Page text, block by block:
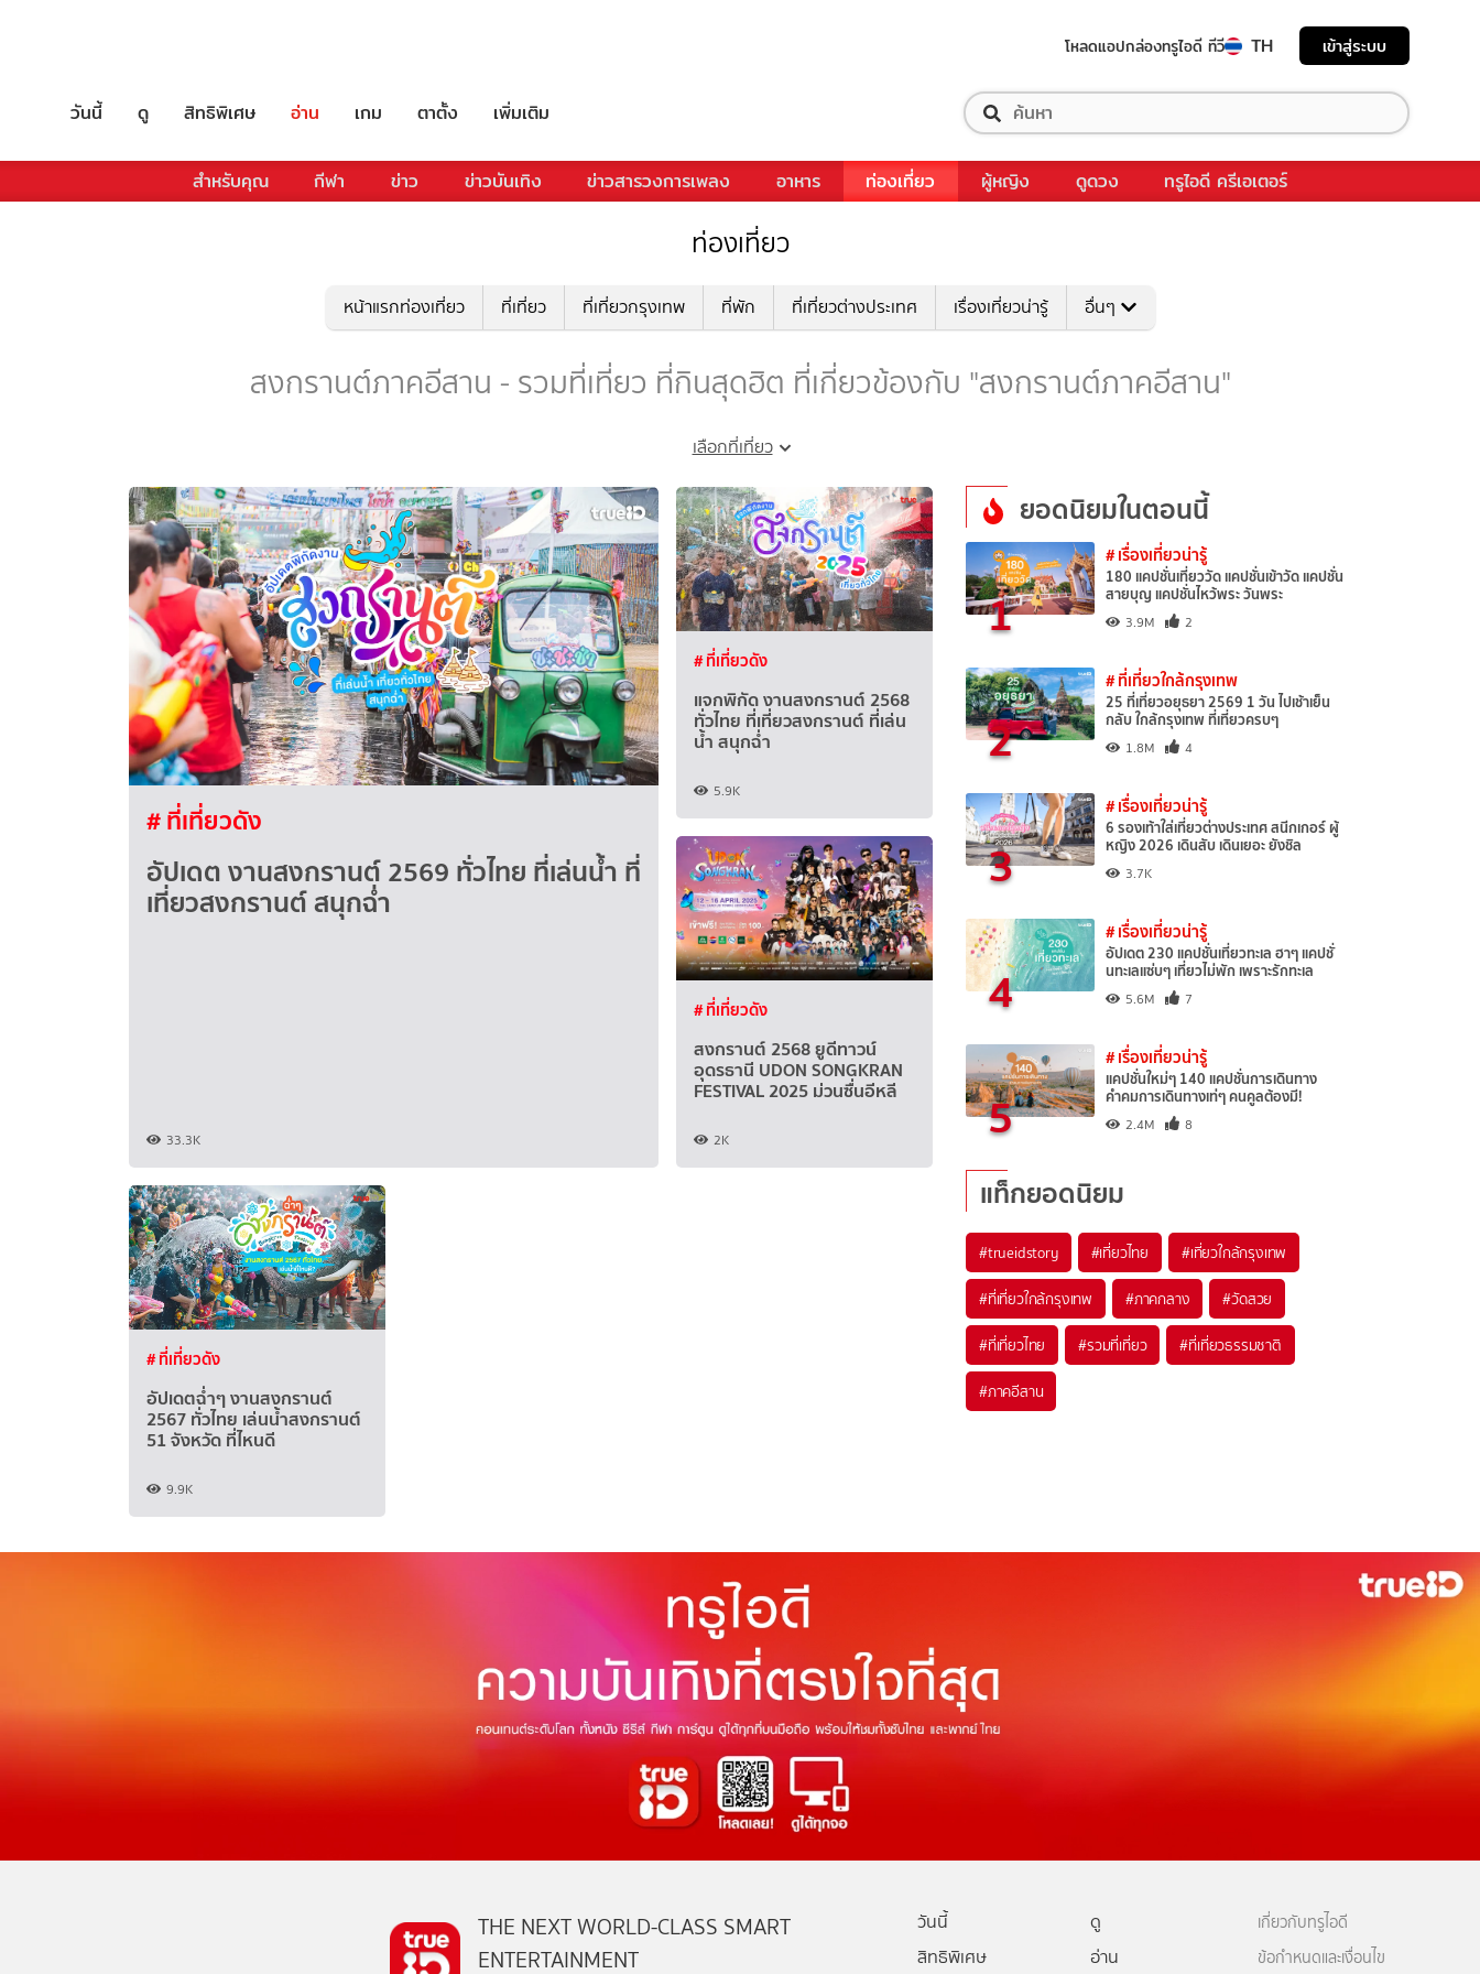
โหลดแอปกล่องทรูไอดี ทีวี TH เข้าสู่ระบบ
วันนี้ ดู สิทธิพิเศษ อ่าน เกม ตาตั้ง เพิ่มเติม
สำหรับคุณ กีฬา ข่าว ข่าวบันเทิง ข่าวสารวงการเพลง อาหาร ท่องเที่ยว ผู้หญิง ดูดวง ทรูไอดี ครีเอเตอร์
ท่องเที่ยว
หน้าแรกท่องเที่ยว ที่เที่ยว ที่เที่ยวกรุงเทพ ที่พัก ที่เที่ยวต่างประเทศ เรื่องเที่ยวน่ารู้ อื่นๆ
สงกรานต์ภาคอีสาน - รวมที่เที่ยว ที่กินสุดฮิต ที่เกี่ยวข้องกับ "สงกรานต์ภาคอีสาน"
เลือกที่เที่ยว
# ที่เที่ยวดัง
อัปเดต งานสงกรานต์ 2569 ทั่วไทย ที่เล่นน้ำ ที่
เที่ยวสงกรานต์ สนุกฉ่ำ
33.3K
# ที่เที่ยวดัง
แจกพิกัด งานสงกรานต์ 2568
ทั่วไทย ที่เที่ยวสงกรานต์ ที่เล่น
น้ำ สนุกฉ่ำ
5.9K
# ที่เที่ยวดัง
สงกรานต์ 2568 ยูดีทาวน์
อุดรธานี UDON SONGKRAN
FESTIVAL 2025 ม่วนซื่นอีหลี
2K
# ที่เที่ยวดัง
อัปเดตฉ่ำๆ งานสงกรานต์
2567 ทั่วไทย เล่นน้ำสงกรานต์
51 จังหวัด ที่ไหนดี
9.9K
ยอดนิยมในตอนนี้
1
# เรื่องเที่ยวน่ารู้
180 แคปชั่นเที่ยววัด แคปชั่นเข้าวัด แคปชั่น
สายบุญ แคปชั่นไหว้พระ วันพระ
3.9M 2
2
# ที่เที่ยวใกล้กรุงเทพ
25 ที่เที่ยวอยุธยา 2569 1 วัน ไปเช้าเย็น
กลับ ใกล้กรุงเทพ ที่เที่ยวครบๆ
1.8M 4
3
# เรื่องเที่ยวน่ารู้
6 รองเท้าใส่เที่ยวต่างประเทศ สนีกเกอร์ ผู้
หญิง 2026 เดินสับ เดินเยอะ ยังชิล
3.7K
4
# เรื่องเที่ยวน่ารู้
อัปเดต 230 แคปชั่นเที่ยวทะเล ฮาๆ แคปชั่
นทะเลแซ่บๆ เที่ยวไม่พัก เพราะรักทะเล
5.6M 7
5
# เรื่องเที่ยวน่ารู้
แคปชั่นใหม่ๆ 140 แคปชั่นการเดินทาง
คำคมการเดินทางเท่ๆ คนคูลต้องมี!
2.4M 8
แท็กยอดนิยม
#trueidstory #เที่ยวไทย #เที่ยวใกล้กรุงเทพ
#ที่เที่ยวใกล้กรุงเทพ #ภาคกลาง #วัดสวย
#ที่เที่ยวไทย #รวมที่เที่ยว #ที่เที่ยวธรรมชาติ
#ภาคอีสาน
THE NEXT WORLD-CLASS SMART
ENTERTAINMENT
วันนี้
ดู
สิทธิพิเศษ
อ่าน
เกี่ยวกับทรูไอดี
ข้อกำหนดและเงื่อนไข